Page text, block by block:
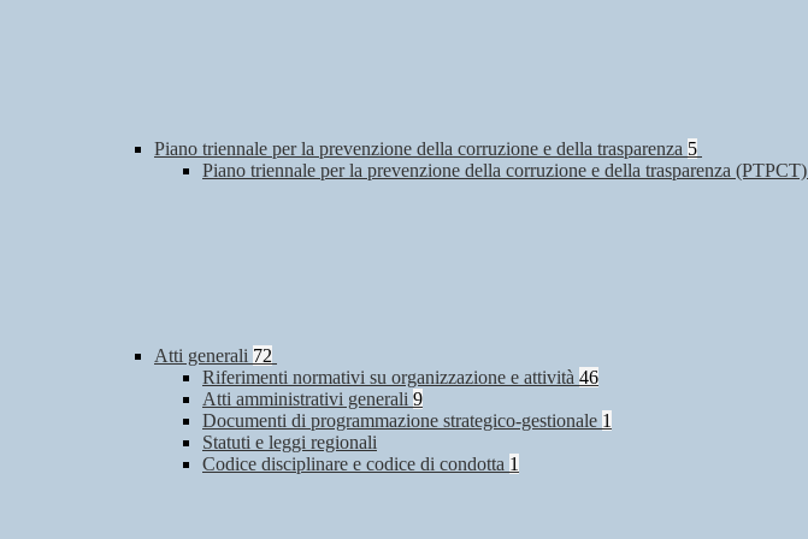
Piano triennale per la prevenzione della corruzione e della trasparenza 5
Piano triennale per la prevenzione della corruzione e della trasparenza (PTPCT)
Atti generali 72
Riferimenti normativi su organizzazione e attività 46
Atti amministrativi generali 9
Documenti di programmazione strategico-gestionale 1
Statuti e leggi regionali
Codice disciplinare e codice di condotta 1